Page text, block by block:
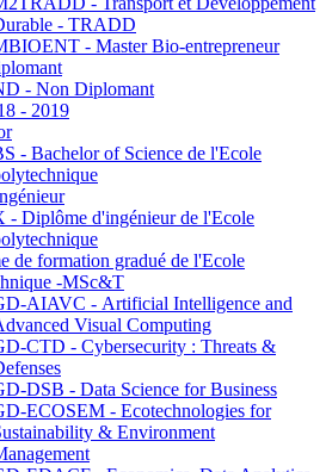
- TRADD
- Master Bio-entrepreneur
- Non Diplomant
- 2019
- Bachelor of Science de l'Ecole
- Diplôme d'ingénieur de l'Ecole
de formation gradué de l'Ecole
-MSc&T
AIAVC - Artificial Intelligence and
Visual Computing
CTD - Cybersecurity : Threats &
DSB - Data Science for Business
ECOSEM - Ecotechnologies for
& Environment